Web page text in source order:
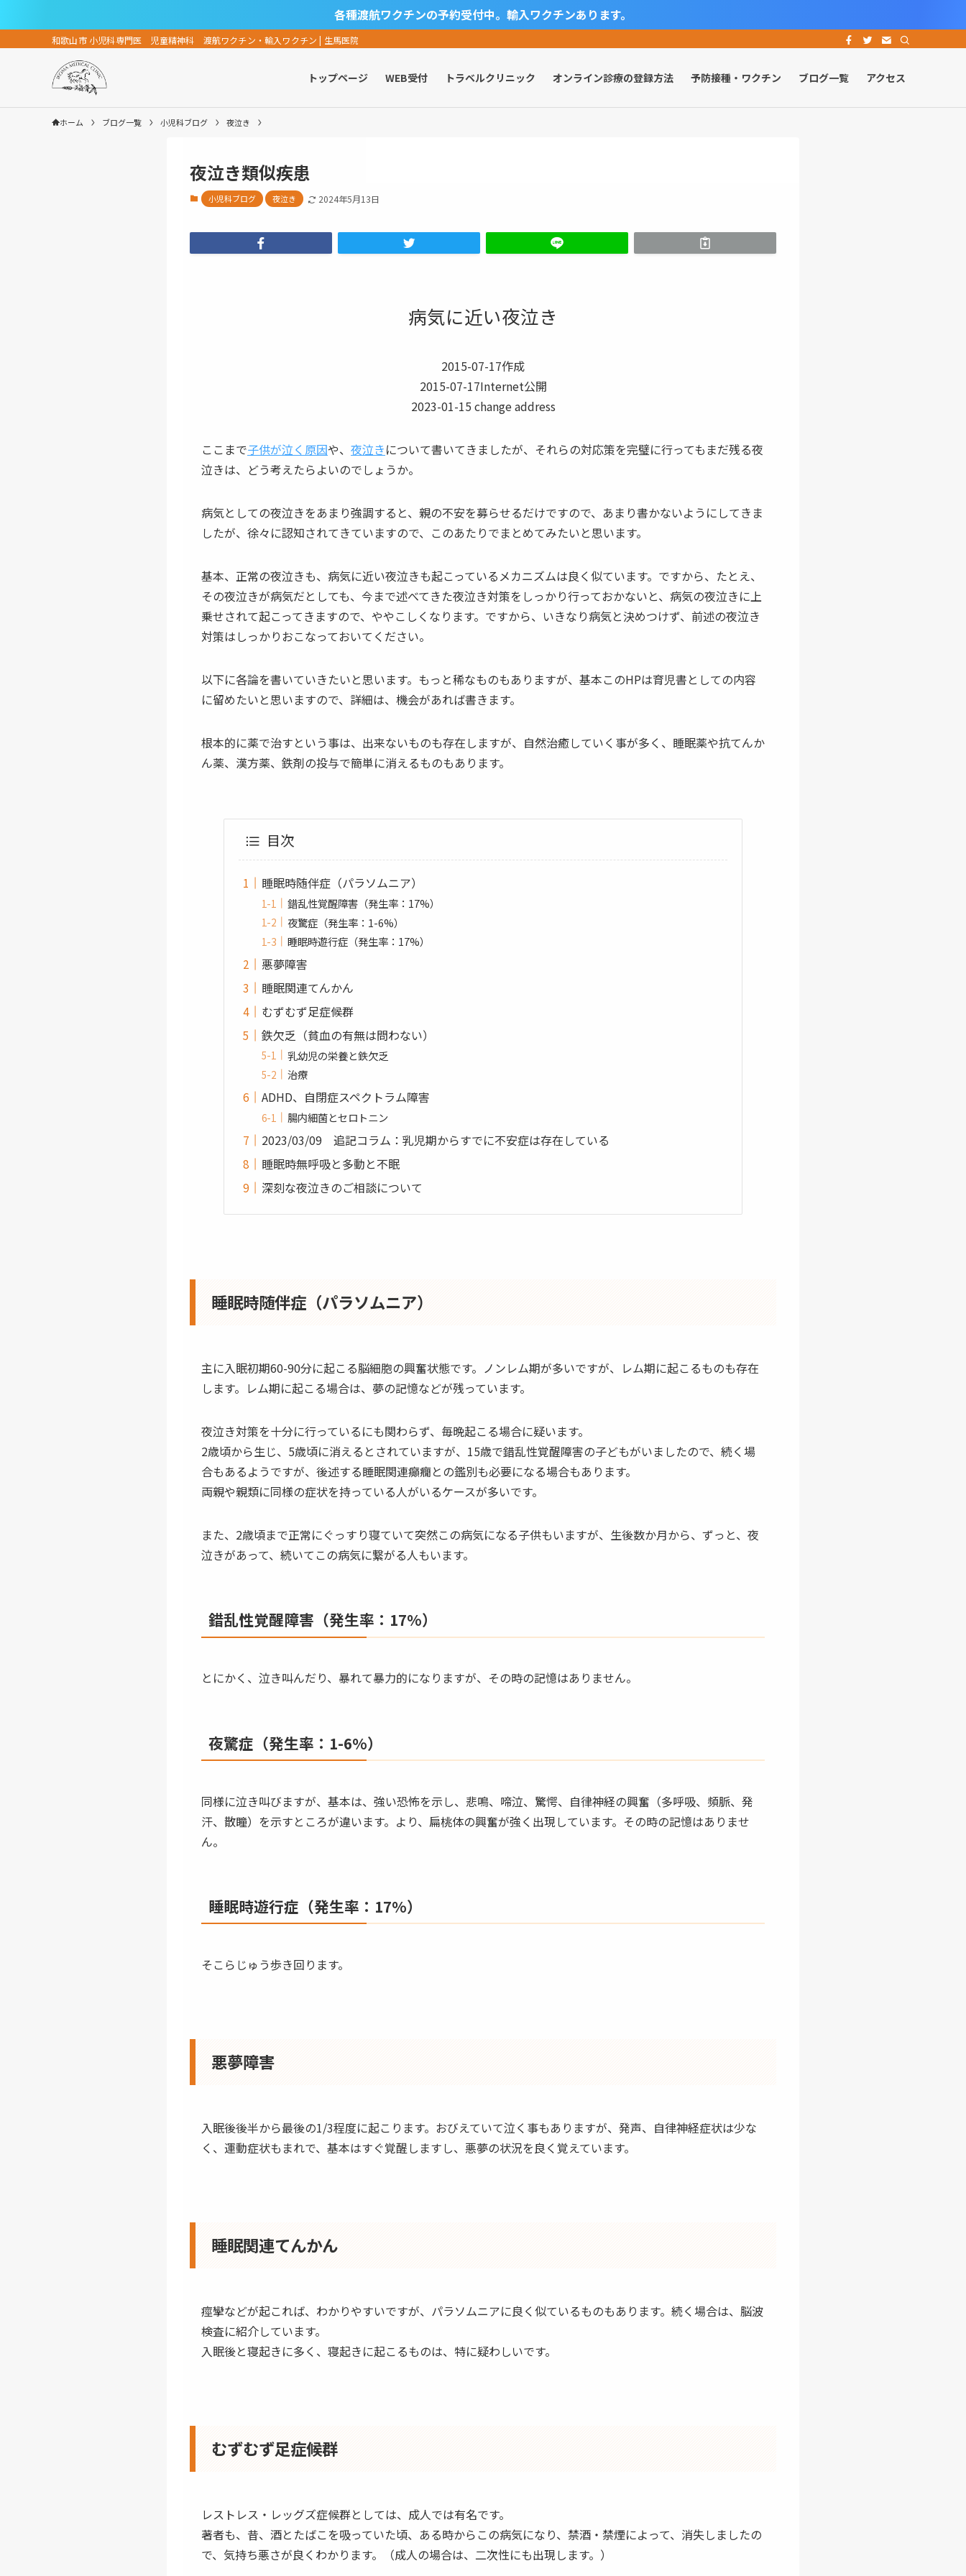
各種渡航ワクチンの予約受付中。輸入ワクチンあります。
和歌山市 小児科専門医 児童精神科 渡航ワクチン・輸入ワクチン | 生馬医院
トップページ WEB受付 トラベルクリニック オンライン診療の登録方法 予防接種・ワクチン ブログ一覧 アクセス
ホーム ブログ一覧 小児科ブログ 夜泣き
夜泣き類似疾患
小児科ブログ 夜泣き 2024年5月13日
病気に近い夜泣き
2015-07-17作成
2015-07-17Internet公開
2023-01-15 change address
ここまで子供が泣く原因や、 夜泣きについて書いてきましたが、それらの対応策を完璧に行ってもまだ残る夜
泣きは、どう考えたらよいのでしょうか。
病気としての夜泣きをあまり強調すると、親の不安を募らせるだけですので、あまり書かないようにしてきま
したが、徐々に認知されてきていますので、このあたりでまとめてみたいと思います。
基本、正常の夜泣きも、病気に近い夜泣きも起こっているメカニズムは良く似ています。ですから、たとえ、
その夜泣きが病気だとしても、今まで述べてきた夜泣き対策をしっかり行っておかないと、病気の夜泣きに上
乗せされて起こってきますので、ややこしくなります。ですから、いきなり病気と決めつけず、前述の夜泣き
対策はしっかりおこなっておいてください。
以下に各論を書いていきたいと思います。もっと稀なものもありますが、基本このHPは育児書としての内容
に留めたいと思いますので、詳細は、機会があれば書きます。
根本的に薬で治すという事は、出来ないものも存在しますが、自然治癒していく事が多く、睡眠薬や抗てんか
ん薬、漢方薬、鉄剤の投与で簡単に消えるものもあります。
目次
睡眠時随伴症（パラソムニア）
錯乱性覚醒障害（発生率：17%）
夜驚症（発生率：1-6%）
睡眠時遊行症（発生率：17%）
悪夢障害
睡眠関連てんかん
むずむず足症候群
鉄欠乏（貧血の有無は問わない）
乳幼児の栄養と鉄欠乏
治療
ADHD、自閉症スペクトラム障害
腸内細菌とセロトニン
2023/03/09 追記コラム：乳児期からすでに不安症は存在している
睡眠時無呼吸と多動と不眠
深刻な夜泣きのご相談について
睡眠時随伴症（パラソムニア）
主に入眠初期60-90分に起こる脳細胞の興奮状態です。ノンレム期が多いですが、レム期に起こるものも存在
します。レム期に起こる場合は、夢の記憶などが残っています。
夜泣き対策を十分に行っているにも関わらず、毎晩起こる場合に疑います。
2歳頃から生じ、5歳頃に消えるとされていますが、15歳で錯乱性覚醒障害の子どもがいましたので、続く場
合もあるようですが、後述する睡眠関連癲癇との鑑別も必要になる場合もあります。
両親や親類に同様の症状を持っている人がいるケースが多いです。
また、2歳頃まで正常にぐっすり寝ていて突然この病気になる子供もいますが、生後数か月から、ずっと、 夜
泣きがあって、続いてこの病気に繋がる人もいます。
錯乱性覚醒障害（発生率：17%）
とにかく、泣き叫んだり、暴れて暴力的になりますが、その時の記憶はありません。
夜驚症（発生率：1-6%）
同様に泣き叫びますが、基本は、強い恐怖を示し、悲鳴、啼泣、驚愕、自律神経の興奮（多呼吸、頻脈、発
汗、散瞳）を示すところが違います。より、扁桃体の興奮が強く出現しています。その時の記憶はありませ
ん。
睡眠時遊行症（発生率：17%）
そこらじゅう歩き回ります。
悪夢障害
入眠後後半から最後の1/3程度に起こります。おびえていて泣く事もありますが、発声、自律神経症状は少な
く、運動症状もまれで、基本はすぐ覚醒しますし、悪夢の状況を良く覚えています。
睡眠関連てんかん
痙攣などが起これば、わかりやすいですが、パラソムニアに良く似ているものもあります。続く場合は、脳波
検査に紹介しています。
入眠後と寝起きに多く、寝起きに起こるものは、特に疑わしいです。
むずむず足症候群
レストレス・レッグズ症候群としては、成人では有名です。
著者も、昔、酒とたばこを吸っていた頃、ある時からこの病気になり、禁酒・禁煙によって、消失しましたの
で、気持ち悪さが良くわかります。（成人の場合は、二次性にも出現します。）